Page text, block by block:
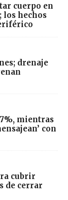
cuerpo en
los hechos
drenaje
mientras
con
cubrir
de cerrar